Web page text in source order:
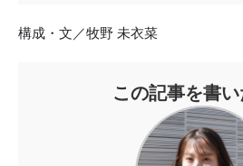
構成・文／牧野 未衣菜
この記事を書